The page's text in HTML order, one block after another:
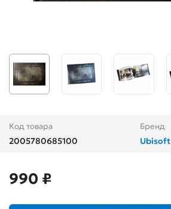
Код товара
2005780685100
Бренд
Ubisoft
990 ₽